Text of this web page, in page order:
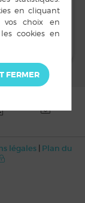
amitié et
légales | Plan du